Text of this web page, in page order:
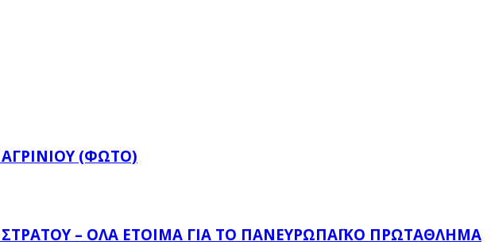
(ΦΩΤΌ)
– ΌΛΑ ΈΤΟΙΜΑ ΓΙΑ ΤΟ ΠΑΝΕΥΡΩΠΑΪΚΌ ΠΡΩΤΆΘΛΗΜΑ